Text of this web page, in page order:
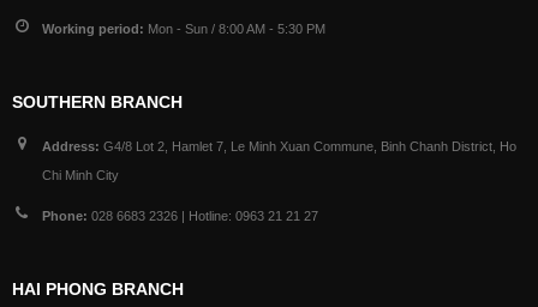
Working period: Mon - Sun / 8:00 AM - 5:30 PM
SOUTHERN BRANCH
Address: G4/8 Lot 2, Hamlet 7, Le Minh Xuan Commune, Binh Chanh District, Ho
Chi Minh City
Phone: 028 6683 2326 | Hotline: 0963 21 21 27
HAI PHONG BRANCH